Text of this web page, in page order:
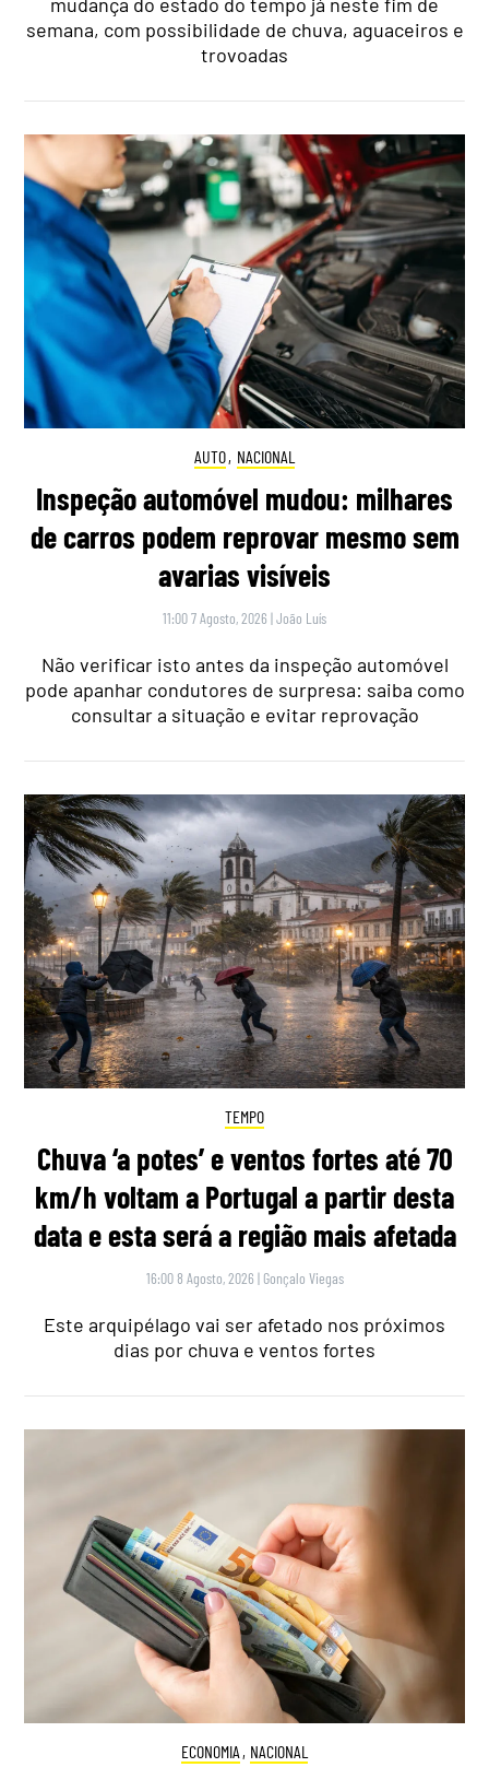
semana, com possibilidade de chuva, aguaceiros e
trovoadas
AUTO, NACIONAL
Inspeção automóvel mudou: milhares
de carros podem reprovar mesmo sem
avarias visíveis
11:00 7 Agosto, 2026 |João Luís
Não verificar isto antes da inspeção automóvel
pode apanhar condutores de surpresa: saiba como
consultar a situação e evitar reprovação
TEMPO
Chuva ‘a potes’ e ventos fortes até 70
km/h voltam a Portugal a partir desta
data e esta será a região mais afetada
16:00 8 Agosto, 2026 | Gonçalo Viegas
Este arquipélago vai ser afetado nos próximos
dias por chuva e ventos fortes
ECONOMIA , NACIONAL